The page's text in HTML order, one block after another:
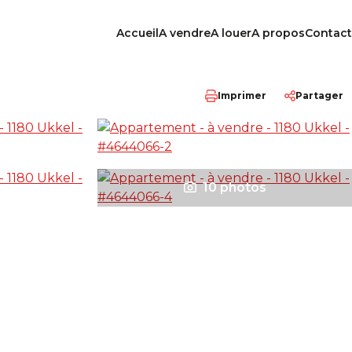
AccueilA vendreA louerA proposContact
Imprimer Partager
10 photos